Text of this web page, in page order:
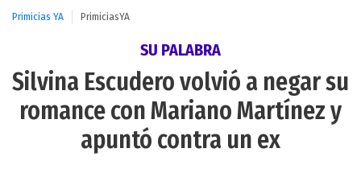
Primicias YA PrimiciasYA
SU PALABRA
Silvina Escudero volvió a negar su
romance con Mariano Martínez y
apuntó contra un ex